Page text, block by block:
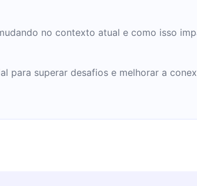
no contexto atual e como isso
para superar desafios e melhorar a